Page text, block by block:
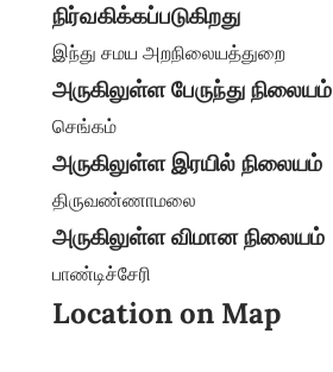
நிர்வகிக்கப்படுகிறது
இந்து சமய அறநிலையத்துறை
அருகிலுள்ள பேருந்து நிலையம்
செங்கம்
அருகிலுள்ள இரயில் நிலையம்
திருவண்ணாமலை
அருகிலுள்ள விமான நிலையம்
பாண்டிச்சேரி
Location on Map